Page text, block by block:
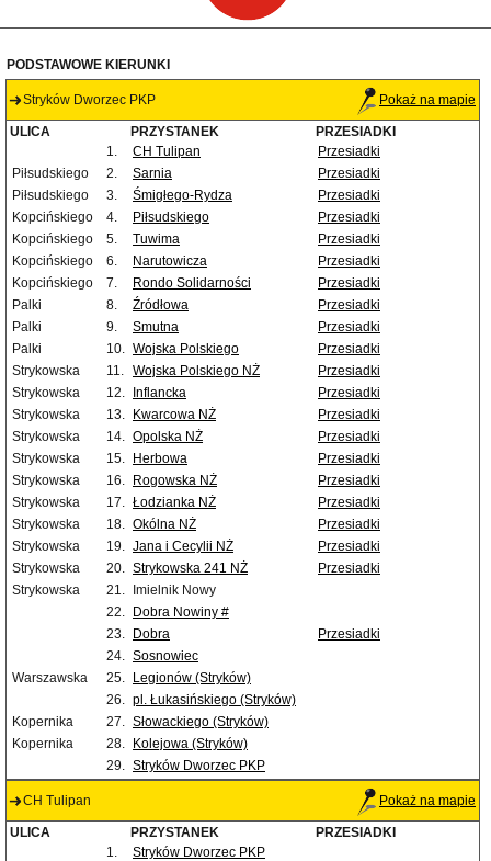
PODSTAWOWE KIERUNKI
Stryków Dworzec PKP Pokaż na mapie
ULICA PRZYSTANEK
PRZESIADKI
1.
CH Tulipan
Przesiadki
Piłsudskiego
2. Sarnia
Przesiadki
Piłsudskiego
3. Śmigłego-Rydza
Przesiadki
Kopcińskiego
4. Piłsudskiego
Przesiadki
Kopcińskiego
5. Tuwima
Przesiadki
Kopcińskiego
6. Narutowicza
Przesiadki
Kopcińskiego
7. Rondo Solidarności
Przesiadki
Palki
8. Źródłowa
Przesiadki
Palki
9. Smutna
Przesiadki
Palki
10. Wojska Polskiego
Przesiadki
Strykowska
11. Wojska Polskiego NŻ
Przesiadki
Strykowska
12. Inflancka
Przesiadki
Strykowska
13. Kwarcowa NŻ
Przesiadki
Strykowska
14. Opolska NŻ
Przesiadki
Strykowska
15. Herbowa
Przesiadki
Strykowska
16. Rogowska NŻ
Przesiadki
Strykowska
17. Łodzianka NŻ
Przesiadki
Strykowska
18. Okólna NŻ
Przesiadki
Strykowska
19. Jana i Cecylii NŻ
Przesiadki
Strykowska
20. Strykowska 241 NŻ
Przesiadki
Strykowska
21.
Imielnik Nowy
22.
Dobra Nowiny #
23.
Dobra
Przesiadki
24. Sosnowiec
Warszawska
25.
Legionów (Stryków)
26. pl. Łukasińskiego (Stryków)
Kopernika
27. Słowackiego (Stryków)
Kopernika
28.
Kolejowa (Stryków)
29. Stryków Dworzec PKP
CH Tulipan Pokaż na mapie
ULICA PRZYSTANEK
PRZESIADKI
1.
Stryków Dworzec PKP